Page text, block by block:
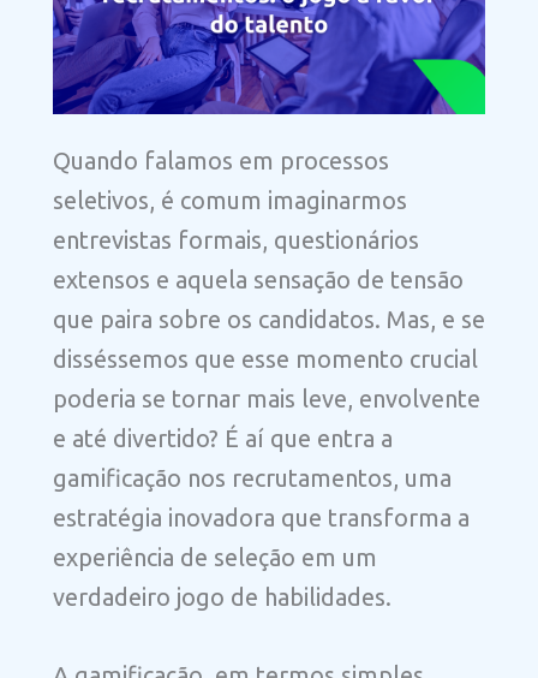
Quando falamos em processos
seletivos, é comum imaginarmos
entrevistas formais, questionários
extensos e aquela sensação de tensão
que paira sobre os candidatos. Mas, e se
disséssemos que esse momento crucial
poderia se tornar mais leve, envolvente
e até divertido? É aí que entra a
gamificação nos recrutamentos, uma
estratégia inovadora que transforma a
experiência de seleção em um
verdadeiro jogo de habilidades.